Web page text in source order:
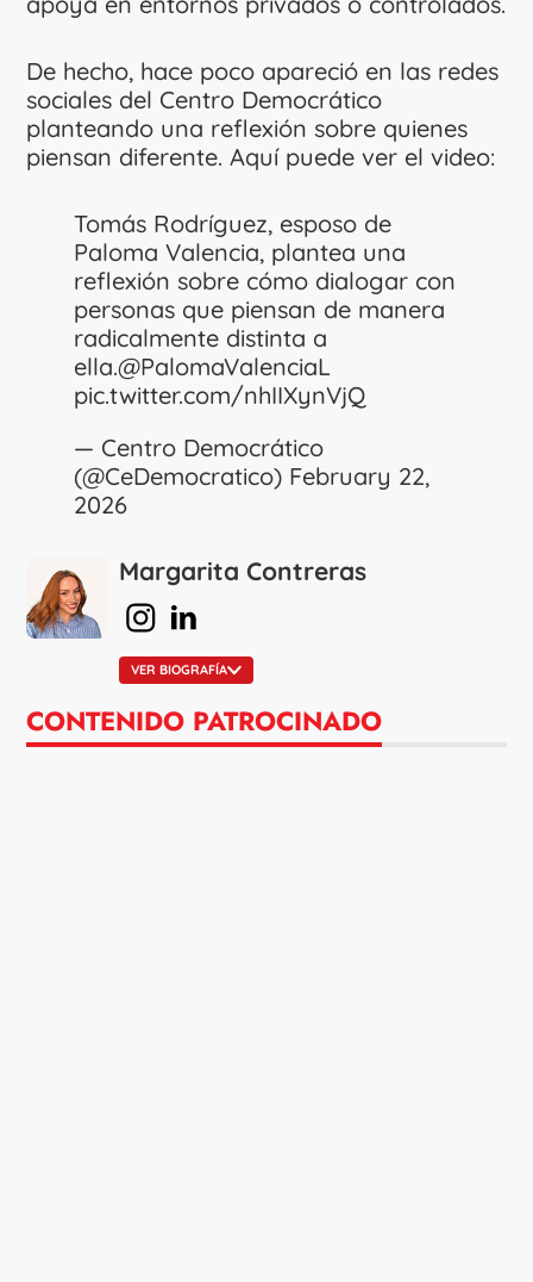
De hecho, hace poco apareció en las redes
sociales del Centro Democrático
planteando una reflexión sobre quienes
piensan diferente. Aquí puede ver el video:
Tomás Rodríguez, esposo de
Paloma Valencia, plantea una
reflexión sobre cómo dialogar con
personas que piensan de manera
radicalmente distinta a
ella.@PalomaValenciaL
pic.twitter.com/nhIIXynVjQ
— Centro Democrático
(@CeDemocratico) February 22,
2026
Margarita Contreras
en Instagram
en Linkedin
VER BIOGRAFÍA
CONTENIDO PATROCINADO